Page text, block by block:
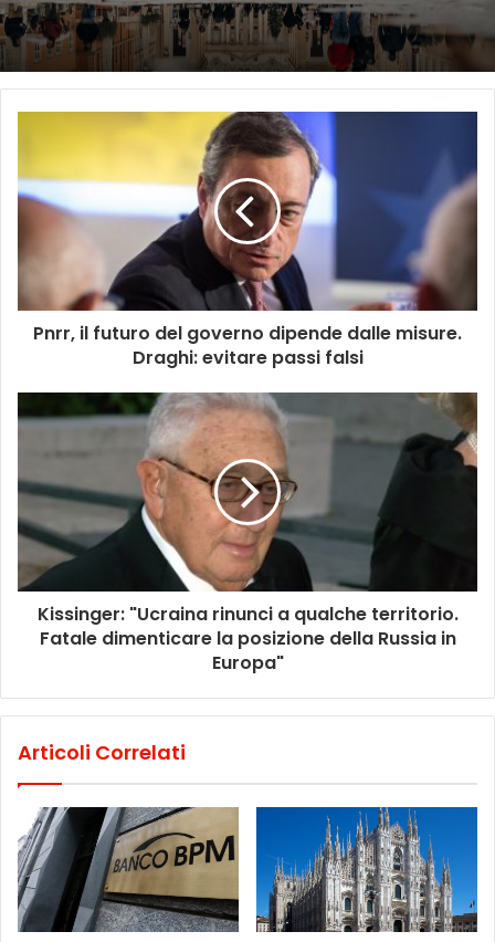
Pnrr, il futuro del governo dipende dalle misure.
Draghi: evitare passi falsi
Kissinger: "Ucraina rinunci a qualche territorio.
Fatale dimenticare la posizione della Russia in
Europa"
Articoli Correlati